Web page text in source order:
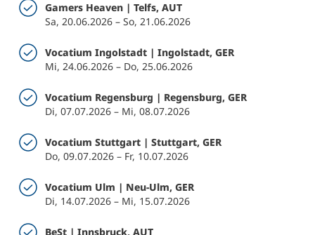
Gamers Heaven | Telfs, AUT
Sa, 20.06.2026 – So, 21.06.2026
Vocatium Ingolstadt | Ingolstadt, GER
Mi, 24.06.2026 – Do, 25.06.2026
Vocatium Regensburg | Regensburg, GER
Di, 07.07.2026 – Mi, 08.07.2026
Vocatium Stuttgart | Stuttgart, GER
Do, 09.07.2026 – Fr, 10.07.2026
Vocatium Ulm | Neu-Ulm, GER
Di, 14.07.2026 – Mi, 15.07.2026
BeSt | Innsbruck, AUT